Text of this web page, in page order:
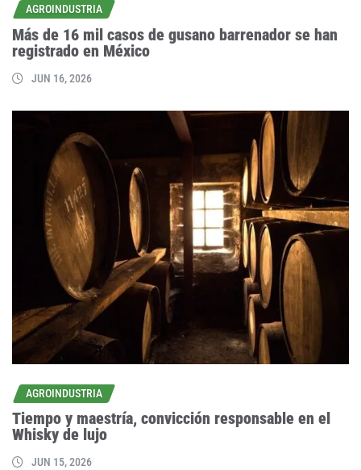
AGROINDUSTRIA
Más de 16 mil casos de gusano barrenador se han
registrado en México
JUN 16, 2026
AGROINDUSTRIA
Tiempo y maestría, convicción responsable en el
Whisky de lujo
JUN 15, 2026